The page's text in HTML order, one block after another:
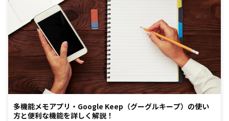
多機能メモアプリ・Google Keep（グーグルキープ）の使い
方と便利な機能を詳しく解説！